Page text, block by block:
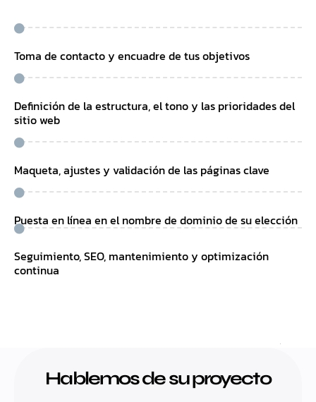
Toma de contacto y encuadre de tus objetivos
Definición de la estructura, el tono y las prioridades del
sitio web
Maqueta, ajustes y validación de las páginas clave
Puesta en línea en el nombre de dominio de su elección
Seguimiento, SEO, mantenimiento y optimización
continua
Hablemos de su proyecto